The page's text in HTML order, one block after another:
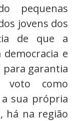
pequenas
jovens dos
de que a
e
para garantia
como
sua própria
há na região